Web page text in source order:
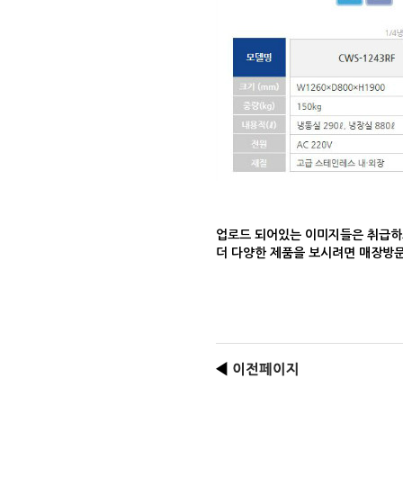
업로드 되어있는 이미지들은 취급
더 다양한 제품을 보시려면 매장방